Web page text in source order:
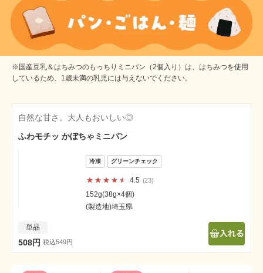
※国産豆乳＆はちみつのもっちりミニパン（2個入り）は、はちみつを使用
しているため、1歳未満の乳児には与えないでください。
自然な甘さ。大人もおいしい◎
ふわモチッ かぼちゃミニパン
4.5 23
152g(38g×4個)
(製造地)埼玉県
単品
508円 税込549円